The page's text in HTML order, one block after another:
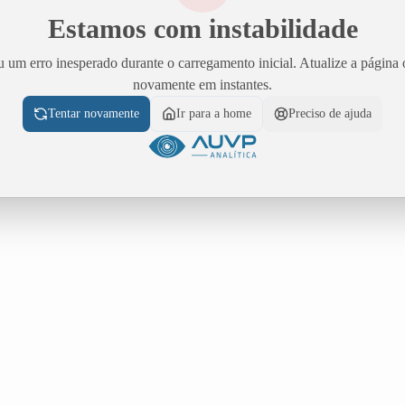
Estamos com instabilidade
um erro inesperado durante o carregamento inicial. Atualize a página
novamente em instantes.
Tentar novamente Ir para a home Preciso de ajuda